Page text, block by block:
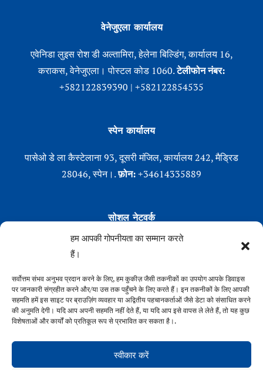
हम आपकी गोपनीयता का सम्मान करते
हैं।
सर्वोत्तम संभव अनुभव प्रदान करने के लिए, हम कुकीज़ जैसी तकनीकों का उपयोग आपके डिवाइस
पर जानकारी संग्रहीत करने और/या उस तक पहुँचने के लिए करते हैं। इन तकनीकों के लिए आपकी
सहमति हमें इस साइट पर ब्राउज़िंग व्यवहार या अद्वितीय पहचानकर्ताओं जैसे डेटा को संसाधित करने
की अनुमति देगी। यदि आप अपनी सहमति नहीं देते हैं, या यदि आप इसे वापस ले लेते हैं, तो यह कुछ
विशेषताओं और कार्यों को प्रतिकूल रूप से प्रभावित कर सकता है।.
स्वीकार करें
वेनेजुएला कार्यालय
एवेनिडा लुइस रोश डी अल्तामिरा, हेलेना बिल्डिंग, कार्यालय 16,
कराकस, वेनेजुएला। पोस्टल कोड 1060.टेलीफोन नंबर:
+582122839390 | +582122854535
स्पेन कार्यालय
पासेओ डे ला कैस्टेलाना 93, दूसरी मंजिल, कार्यालय 242, मैड्रिड
28046, स्पेन।.फ़ोन:+34614335889
सोशल नेटवर्क
Linkedin
Instagram
फेसबुक